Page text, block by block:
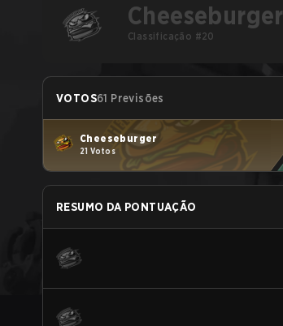
Cheeseburger
Classificação #20
VOTOS61 Previsões
Cheeseburger
21 Votos
RESUMO DA PONTUAÇÃO